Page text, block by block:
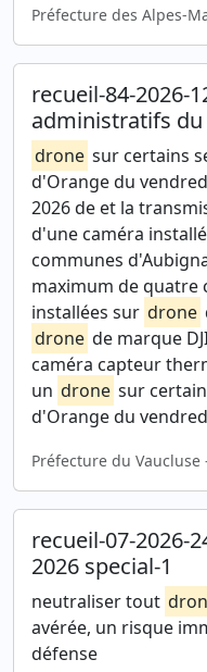
Préfecture des Alpes-
recueil-84-2026-
administratifs du
drone sur certains
d'Orange du
2026 de et la
d'une caméra
communes
maximum de quatre
installées sur drone
drone de marque
caméra capteur
un drone sur
d'Orange du
Préfecture du Vaucluse
recueil-07-2026-
2026 special-1
neutraliser tout
avérée, un risque
défense